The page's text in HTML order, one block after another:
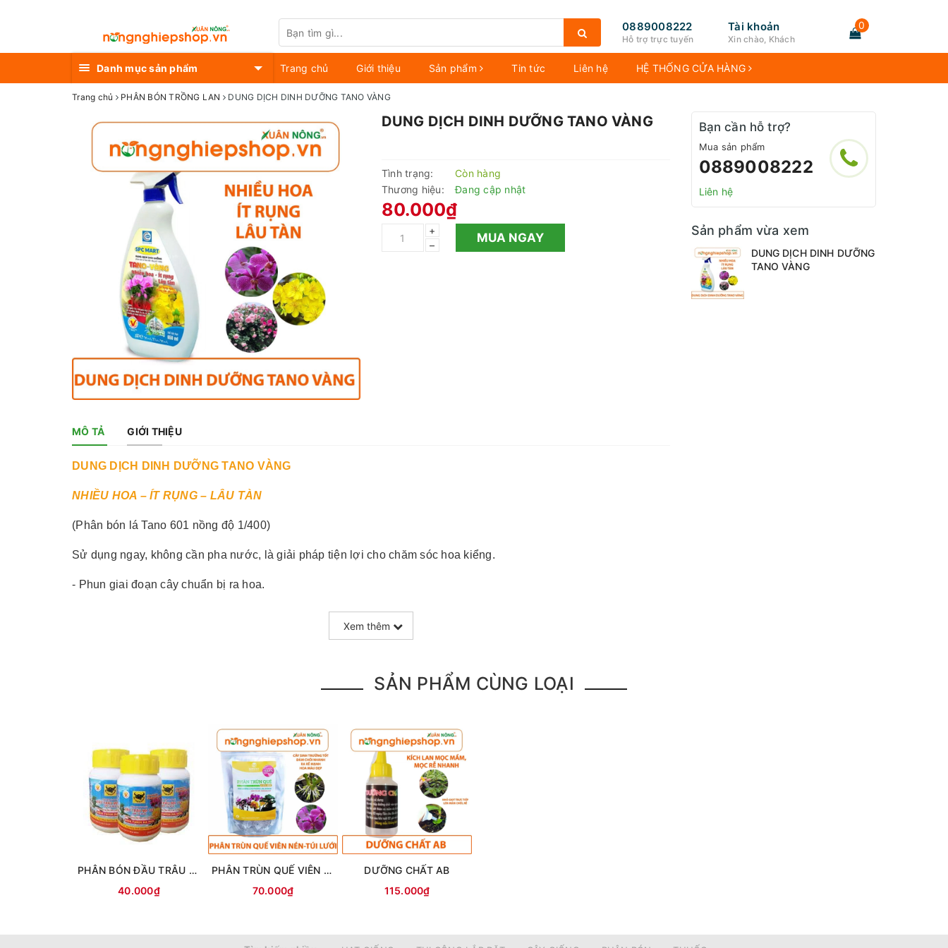
0889008222
Hỗ trợ trực tuyến
Tài khoản
Xin chào, Khách
0
Danh mục sản phẩm Trang chủ Giới thiệu Sản phẩm Tin tức Liên hệ HỆ THỐNG CỬA HÀNG
Trang chủ PHÂN BÓN TRỒNG LAN DUNG DỊCH DINH DƯỠNG TANO VÀNG
DUNG DỊCH DINH DƯỠNG TANO VÀNG
Tình trạng:
Còn hàng
Thương hiệu:
Đang cập nhật
80.000₫
+
–
MUA NGAY
MÔ TẢ GIỚI THIỆU
DUNG DỊCH DINH DƯỠNG TANO VÀNG
NHIỀU HOA – ÍT RỤNG – LÂU TÀN
(Phân bón lá Tano 601 nồng độ 1/400)
Sử dụng ngay, không cần pha nước, là giải pháp tiện lợi cho chăm sóc hoa kiểng.
- Phun giai đoạn cây chuẩn bị ra hoa.
- Kích thích ra hoa sớm, hình thành nhiều hoa, hoa khỏe, lâu tàn.
- Axit Humic và hoạt chất NAA.
HƯỚNG DẪN SỬ DỤNG:
* Hoa lan, hoa hồng và các loại kiểng lá:
- Phun định kỳ 7 - 10 ngày/lần khi cây bắt đầu phát triển giúp mau ra hoa, hoa đẹp, bền màu, lâu tàn.
Xem thêm
Bạn cần hỗ trợ?
Mua sản phẩm
0889008222
Liên hệ
Sản phẩm vừa xem
DUNG DỊCH DINH DƯỠNG
TANO VÀNG
SẢN PHẨM CÙNG LOẠI
PHÂN BÓN ĐẦU TRÂU 701
40.000₫
PHÂN TRÙN QUẾ VIÊN NÉN (dạng túi lưới)
70.000₫
DƯỠNG CHẤT AB
115.000₫